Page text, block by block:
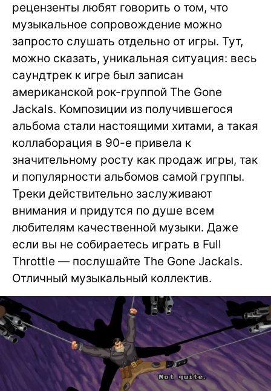
рецензенты любят говорить о том, что
музыкальное сопровождение можно
запросто слушать отдельно от игры. Тут,
можно сказать, уникальная ситуация: весь
саундтрек к игре был записан
американской рок-группой The Gone
Jackals. Композиции из получившегося
альбома стали настоящими хитами, а такая
коллаборация в 90-е привела к
значительному росту как продаж игры, так
и популярности альбомов самой группы.
Треки действительно заслуживают
внимания и придутся по душе всем
любителям качественной музыки. Даже
если вы не собираетесь играть в Full
Throttle — послушайте The Gone Jackals.
Отличный музыкальный коллектив.